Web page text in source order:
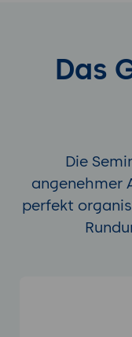
Das
Die
angenehmer
perfekt